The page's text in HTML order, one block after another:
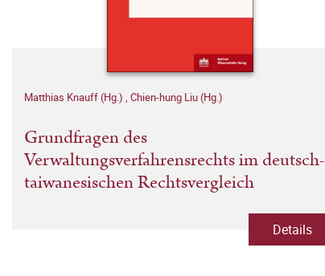
Matthias Knauff (Hg.) , Chien-hung Liu (Hg.)
Grundfragen des
Verwaltungsverfahrensrechts im deutsch-
taiwanesischen Rechtsvergleich
Details